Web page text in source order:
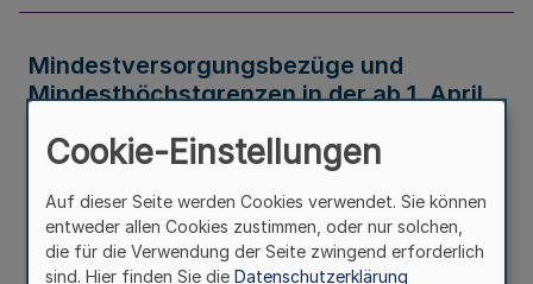
Mindestversorgungsbezüge und
Mindesthöchstgrenzen in der ab 1. April
Verwaltungsvorschrift
Cookie-Einstellungen
Auf dieser Seite werden Cookies verwendet. Sie können
entweder allen Cookies zustimmen, oder nur solchen,
die für die Verwendung der Seite zwingend erforderlich
sind. Hier finden Sie die Datenschutzerklärung